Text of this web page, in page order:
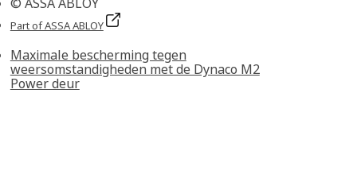
Part of ASSA ABLOY
Maximale bescherming tegen
weersomstandigheden met de Dynaco M2
Power deur